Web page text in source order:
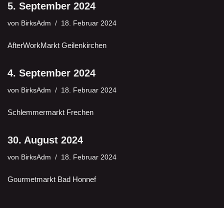
5. September 2024
von BirksAdm 18. Februar 2024
AfterWorkMarkt Geilenkirchen
4. September 2024
von BirksAdm 18. Februar 2024
Schlemmermarkt Frechen
30. August 2024
von BirksAdm 18. Februar 2024
Gourmetmarkt Bad Honnef